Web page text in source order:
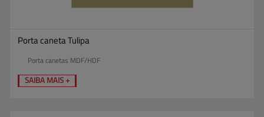
Porta caneta Tulipa
Porta canetas MDF/HDF
SAIBA MAIS +